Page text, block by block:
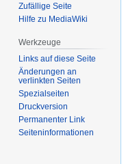
Zufällige Seite
Hilfe zu MediaWiki
Werkzeuge
Links auf diese Seite
Änderungen an
verlinkten Seiten
Spezialseiten
Druckversion
Permanenter Link
Seiten­­informationen